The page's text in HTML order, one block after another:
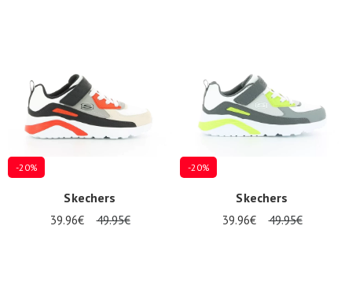
-20%
Skechers
39.96€ 49.95€
-20%
Skechers
39.96€ 49.95€